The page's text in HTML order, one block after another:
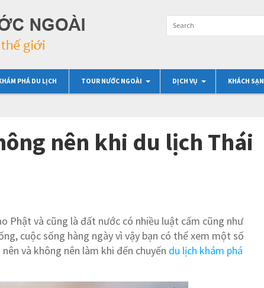
PHÁ DU LỊCH TOUR NƯỚC NGOÀI DỊCH VỤ KHÁCH SẠN
nên khi du lịch Thái
Phật và cũng là đất nước có nhiều luật cấm cũng như
cuộc sống hàng ngày vì vậy bạn có thể xem một số
và không nên làm khi đến chuyến du lịch khám phá